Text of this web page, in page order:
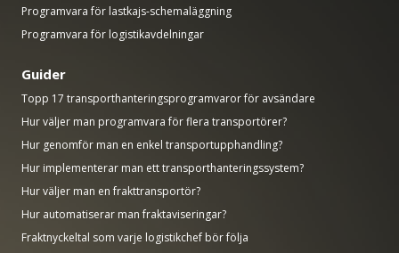
Programvara för lastkajs-schemaläggning
Programvara för logistikavdelningar
Guider
Topp 17 transporthanteringsprogramvaror för avsändare
Hur väljer man programvara för flera transportörer?
Hur genomför man en enkel transportupphandling?
Hur implementerar man ett transporthanteringssystem?
Hur väljer man en frakttransportör?
Hur automatiserar man fraktaviseringar?
Fraktnyckeltal som varje logistikchef bör följa